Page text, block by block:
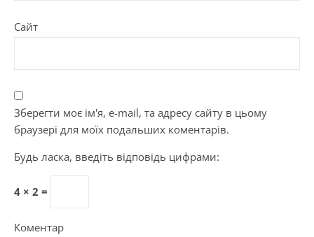
Сайт
Зберегти моє ім'я, e-mail, та адресу сайту в цьому
браузері для моїх подальших коментарів.
Будь ласка, введіть відповідь цифрами:
4 × 2 =
Коментар